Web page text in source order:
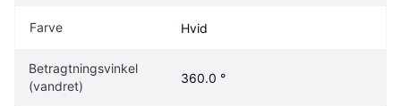
Farve Hvid
Betragtningsvinkel
(vandret)
360.0 °